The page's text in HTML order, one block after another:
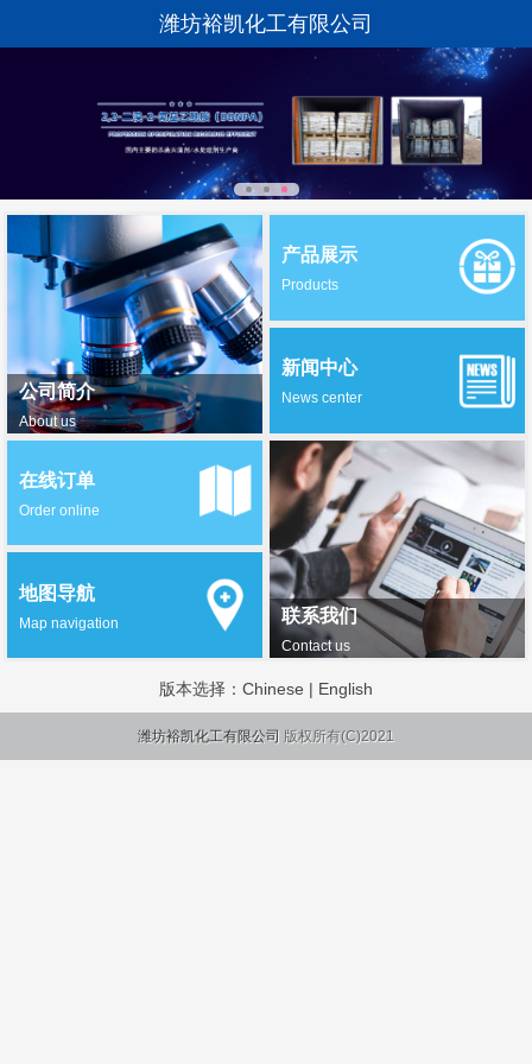
潍坊裕凯化工有限公司
公司简介
About us
产品展示
Products
新闻中心
News center
联系我们
Contact us
在线订单
Order online
地图导航
Map navigation
版本选择： Chinese | English
潍坊裕凯化工有限公司 版权所有(C)2021